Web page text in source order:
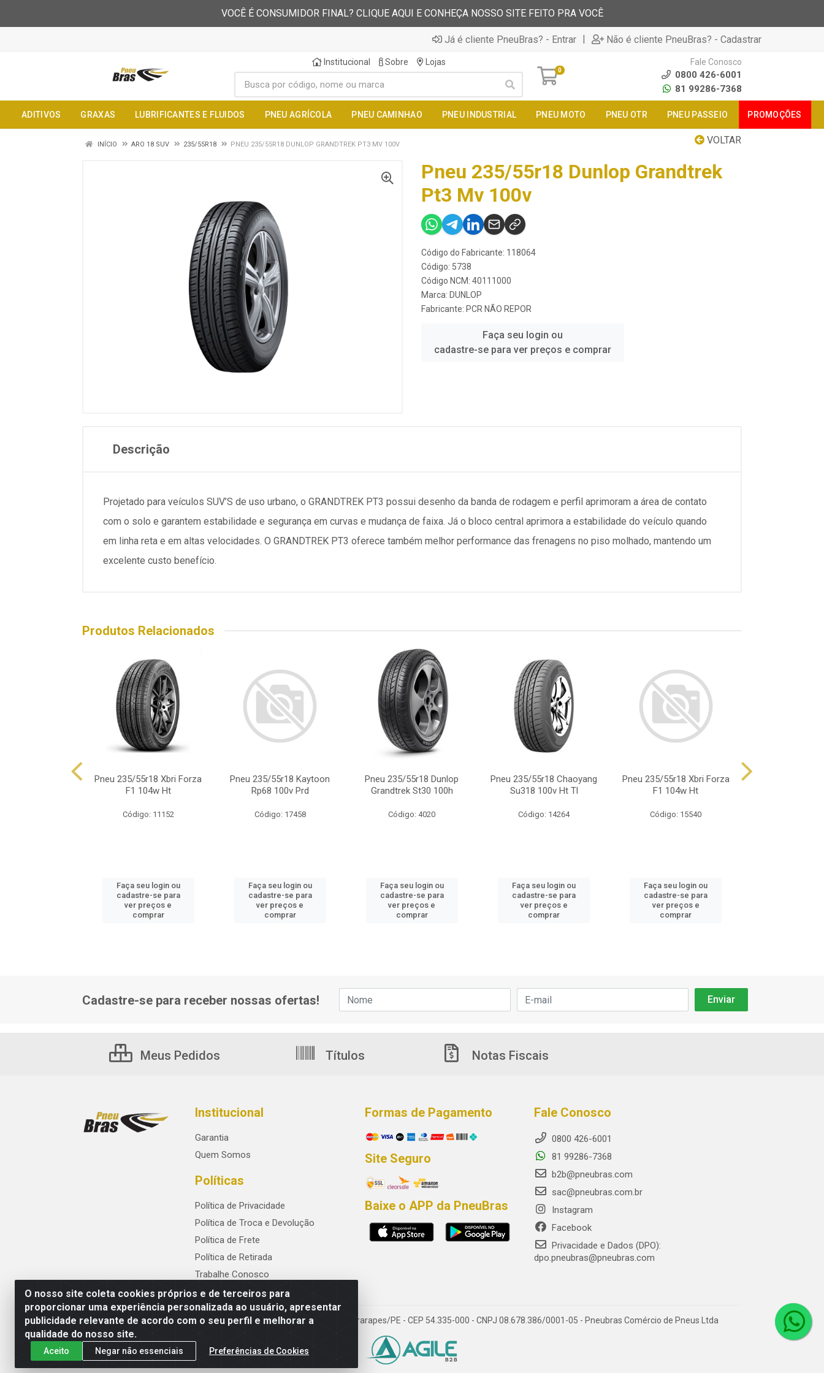
VOCÊ É CONSUMIDOR FINAL? CLIQUE AQUI E CONHEÇA NOSSO SITE FEITO PRA VOCÊ
Já é cliente PneuBras? - Entrar | Não é cliente PneuBras? - Cadastrar
Institucional Sobre Lojas
0
Fale Conosco
0800 426-6001
81 99286-7368
ADITIVOS GRAXAS LUBRIFICANTES E FLUIDOS PNEU AGRÍCOLA PNEU CAMINHAO PNEU INDUSTRIAL PNEU MOTO PNEU OTR PNEU PASSEIO PROMOÇÕES
VOLTAR
INÍCIO ARO 18 SUV 235/55R18 PNEU 235/55R18 DUNLOP GRANDTREK PT3 MV 100V
Pneu 235/55r18 Dunlop Grandtrek
Pt3 Mv 100v
Código do Fabricante: 118064
Código: 5738
Código NCM: 40111000
Marca: DUNLOP
Fabricante: PCR NÃO REPOR
Faça seu login ou
cadastre-se para ver preços e comprar
Descrição
Projetado para veículos SUV’S de uso urbano, o GRANDTREK PT3 possui desenho da banda de rodagem e perfil aprimoram a área de contato
com o solo e garantem estabilidade e segurança em curvas e mudança de faixa. Já o bloco central aprimora a estabilidade do veículo quando
em linha reta e em altas velocidades. O GRANDTREK PT3 oferece também melhor performance das frenagens no piso molhado, mantendo um
excelente custo benefício.
Produtos Relacionados
Pneu 235/55r18 Xbri Forza
F1 104w Ht
Código: 11152
Faça seu login ou
cadastre-se para
ver preços e
comprar
Pneu 235/55r18 Kaytoon
Rp68 100v Prd
Código: 17458
Faça seu login ou
cadastre-se para
ver preços e
comprar
Pneu 235/55r18 Dunlop
Grandtrek St30 100h
Código: 4020
Faça seu login ou
cadastre-se para
ver preços e
comprar
Pneu 235/55r18 Chaoyang
Su318 100v Ht Tl
Código: 14264
Faça seu login ou
cadastre-se para
ver preços e
comprar
Pneu 235/55r18 Xbri Forza
F1 104w Ht
Código: 15540
Faça seu login ou
cadastre-se para
ver preços e
comprar
O nosso site coleta cookies próprios e de terceiros para
proporcionar uma experiência personalizada ao usuário, apresentar
publicidade relevante de acordo com o seu perfil e melhorar a
qualidade do nosso site.
Aceito Negar não essenciais Preferências de Cookies
Cadastre-se para receber nossas ofertas!
Meus Pedidos Títulos Notas Fiscais
Institucional
Garantia
Quem Somos
Políticas
Política de Privacidade
Política de Troca e Devolução
Política de Frete
Política de Retirada
Trabalhe Conosco
Formas de Pagamento
Site Seguro
Baixe o APP da PneuBras
Fale Conosco
0800 426-6001
81 99286-7368
b2b@pneubras.com
sac@pneubras.com.br
Instagram
Facebook
Privacidade e Dados (DPO):
dpo.pneubras@pneubras.com
PneuBras - Rodovia BR-101, KM 82 - Prazeres, Jaboatão dos Guararapes/PE - CEP 54.335-000 - CNPJ 08.678.386/0001-05 - Pneubras Comércio de Pneus Ltda